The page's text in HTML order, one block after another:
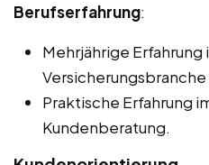
Berufserfahrung:
Mehrjährige Erfahrung
Versicherungsbranche
Praktische Erfahrung
Kundenberatung.